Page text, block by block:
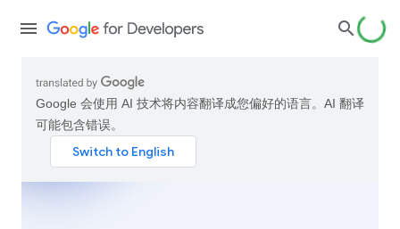
Google 会使用 AI 技术将内容翻译成您偏好的语言。AI 翻译
可能包含错误。